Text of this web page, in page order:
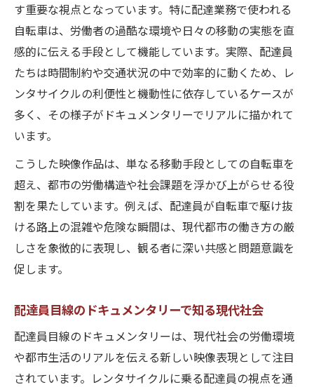
す重要な視点となっています。特に配達業務で使われる
自転車は、労働者の過酷な環境や日々の移動の実態を直
感的に伝える手段として機能しています。実際、配達員
たちは時間制約や交通状況の中で効率的に動くため、レ
ンタサイクルの利便性と機動性に依存しているケースが
多く、その様子がドキュメンタリーでリアルに描かれて
います。
こうした映像作品は、単なる移動手段としての自転車を
超え、都市の労働構造や社会課題を浮かび上がらせる役
割を果たしています。例えば、配達員が自転車で駆け抜
ける路上の混雑や危険な瞬間は、現代都市の働き方の厳
しさを象徴的に表現し、観る者に深い共感と問題意識を
促します。
配達員目線のドキュメンタリーで知る現代社会
配達員目線のドキュメンタリーは、現代社会の労働環境
や都市生活のリアルを伝える新しい映像表現として注目
されています。レンタサイクルに乗る配達員の視点を通